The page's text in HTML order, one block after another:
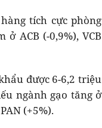
tích cực phòng
ACB (-0,9%), VCB
được 6-6,2 triệu
ngành gạo tăng ở
(+5%).